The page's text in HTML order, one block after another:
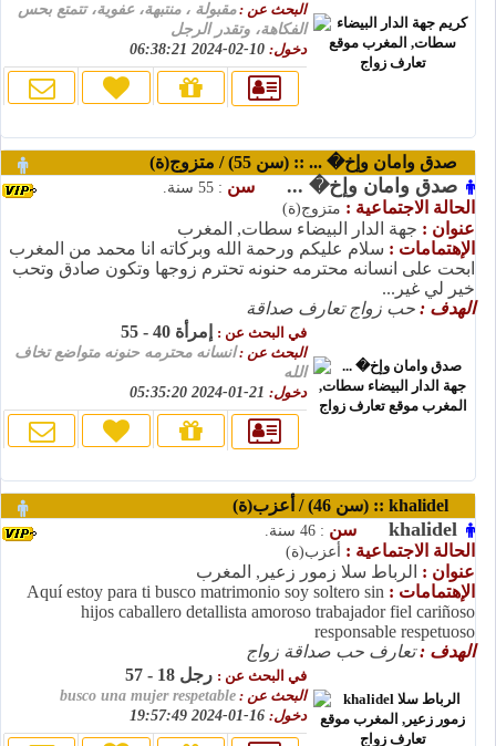
البحث عن :مقبولة ، منتبهة، عفوية، تتمتع بحس
الفكاهة، وتقدر الرجل
دخول:
صدق وامان وإخ� ... :: (سن 55) / متزوج(ة)
صدق وامان وإخ� ... سن : 55 سنة.
الحالة الاجتماعية : متزوج(ة)
عنوان : جهة الدار البيضاء سطات, المغرب
الإهتمامات : سلام عليكم ورحمة الله وبركاته انا محمد من المغرب
ابحت على انسانه محترمه حنونه تحترم زوجها وتكون صادق وتحب
خير لي غير...
الهدف : حب زواج تعارف صداقة
في البحث عن : إمرأة 40 - 55
البحث عن :انسانه محترمه حنونه متواضع تخاف
الله
دخول:
khalidel سن : 46 سنة.
الحالة الاجتماعية : أعزب(ة)
عنوان : الرباط سلا زمور زعير, المغرب
الإهتمامات : Aquí estoy para ti busco matrimonio soy soltero sin
hijos caballero detallista amoroso trabajador fiel cariñoso
responsable respetuoso
الهدف :تعارف حب صداقة زواج
في البحث عن : رجل 18 - 57
البحث عن : busco una mujer respetable
دخول: